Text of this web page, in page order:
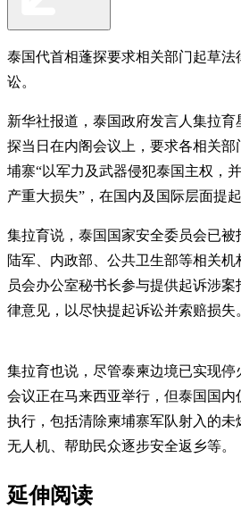
泰国代首相蓬探要求相关部门起草
讼。
新华社报道，泰国政府发言人集拉
探当日在内阁会议上，要求各相关
埔寨“以军力及武器侵犯泰国主权，
产重大损失”，在国内及国际层面提
集拉育说，泰国国家安全委员会已被
陆军、内政部、公共卫生部等相关
员会办公室秘书长参与提供起诉涉
律意见，以尽快提起诉讼并索赔损失
集拉育也说，尽管泰柬边境已实现
会议正在马来西亚举行，但泰国国
执行，包括清除柬埔寨军队射入的
无人机、帮助民众逐步安全返乡等。
延伸阅读